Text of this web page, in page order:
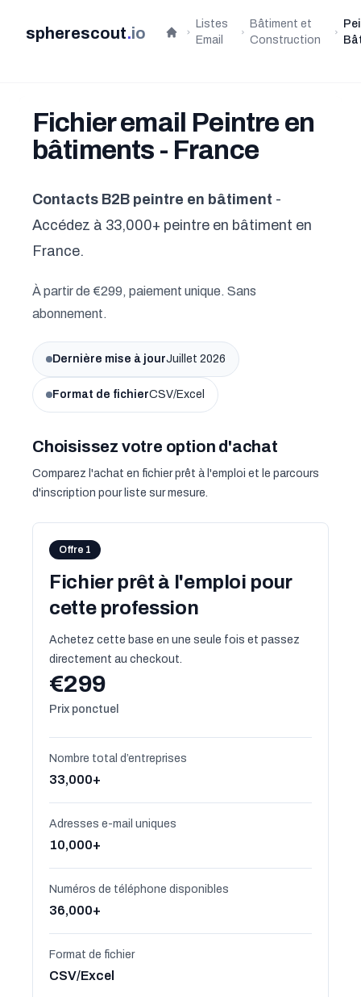
spherescout.io Accueil
Listes
Email
Bâtiment et
Construction
Fichier email Peintre en
bâtiments - France
Contacts B2B peintre en bâtiment -
Accédez à 33,000+ peintre en bâtiment en
France.
À partir de €299, paiement unique. Sans
abonnement.
Dernière mise à jourJuillet 2026
Format de fichierCSV/Excel
Choisissez votre option d'achat
Comparez l'achat en fichier prêt à l'emploi et le parcours
d'inscription pour liste sur mesure.
Offre 1
Fichier prêt à l'emploi pour
cette profession
Achetez cette base en une seule fois et passez
directement au checkout.
€299
Prix ponctuel
Nombre total d’entreprises
33,000+
Adresses e-mail uniques
10,000+
Numéros de téléphone disponibles
36,000+
Format de fichier
CSV/Excel